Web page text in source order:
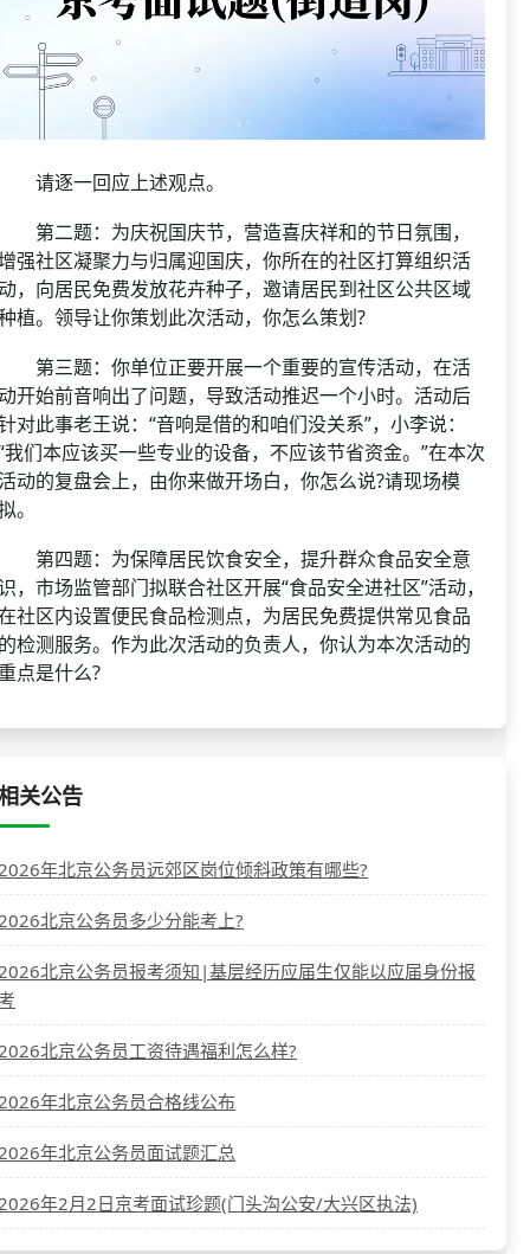
逐一回应上述观点。
二题：为庆祝国庆节，营造喜庆祥和的节日氛围，
强社区凝聚力与归属迎国庆，你所在的社区打算组织活
，向居民免费发放花卉种子，邀请居民到社区公共区域
植。领导让你策划此次活动，你怎么策划?
三题：你单位正要开展一个重要的宣传活动，在活
开始前音响出了问题，导致活动推迟一个小时。活动后
对此事老王说：“音响是借的和咱们没关系”，小李说：
我们本应该买一些专业的设备，不应该节省资金。”在本次
动的复盘会上，由你来做开场白，你怎么说?请现场模
。
四题：为保障居民饮食安全，提升群众食品安全意
，市场监管部门拟联合社区开展“食品安全进社区”活动，
社区内设置便民食品检测点，为居民免费提供常见食品
检测服务。作为此次活动的负责人，你认为本次活动的
点是什么?
关公告
年北京公务员远郊区岗位倾斜政策有哪些?
北京公务员多少分能考上?
北京公务员报考须知|基层经历应届生仅能以应届身份报
北京公务员工资待遇福利怎么样?
年北京公务员合格线公布
年北京公务员面试题汇总
年2月2日京考面试珍题(门头沟公安/大兴区执法)